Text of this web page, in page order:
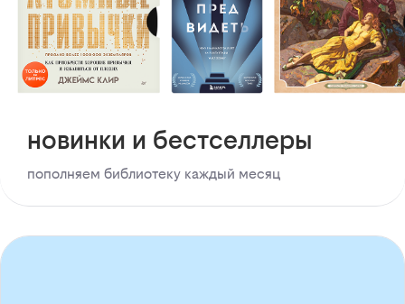
новинки и бестселлеры
пополняем библиотеку каждый месяц